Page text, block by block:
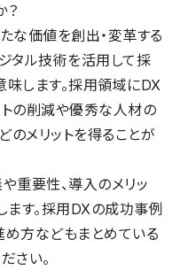
？
な価値を創出・変革する
タル技術を活用して採
味します。採用領域にDX
トの削減や優秀な人材の
メリットを得ることが
重要性、導入のメリッ
ます。採用DXの成功事例
め方などもまとめている
さい。